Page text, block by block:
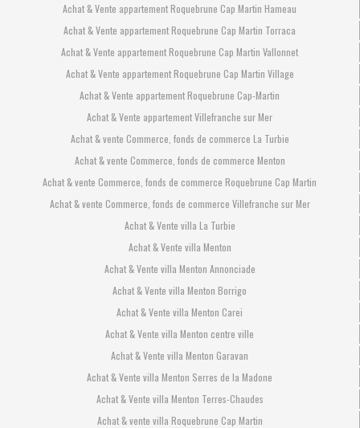
Achat & Vente appartement Roquebrune Cap Martin Hameau
Achat & Vente appartement Roquebrune Cap Martin Torraca
Achat & Vente appartement Roquebrune Cap Martin Vallonnet
Achat & Vente appartement Roquebrune Cap Martin Village
Achat & Vente appartement Roquebrune Cap-Martin
Achat & Vente appartement Villefranche sur Mer
Achat & vente Commerce, fonds de commerce La Turbie
Achat & vente Commerce, fonds de commerce Menton
Achat & vente Commerce, fonds de commerce Roquebrune Cap Martin
Achat & vente Commerce, fonds de commerce Villefranche sur Mer
Achat & Vente villa La Turbie
Achat & Vente villa Menton
Achat & Vente villa Menton Annonciade
Achat & Vente villa Menton Borrigo
Achat & Vente villa Menton Carei
Achat & Vente villa Menton centre ville
Achat & Vente villa Menton Garavan
Achat & Vente villa Menton Serres de la Madone
Achat & Vente villa Menton Terres-Chaudes
Achat & vente villa Roquebrune Cap Martin